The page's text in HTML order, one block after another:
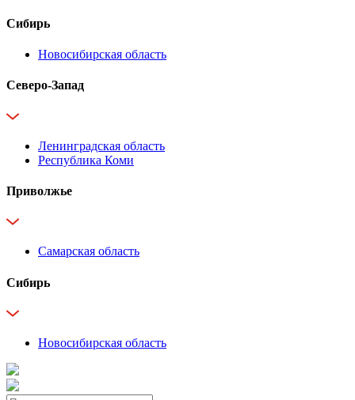
Сибирь
Новосибирская область
Северо-Запад
Ленинградская область
Республика Коми
Приволжье
Самарская область
Сибирь
Новосибирская область